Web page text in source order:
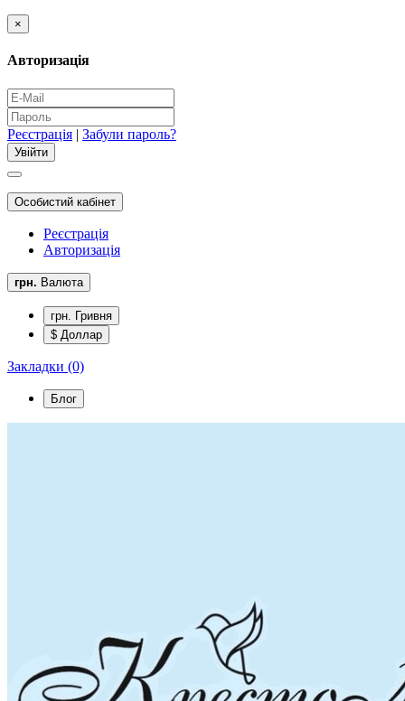
×
Авторизація
Реєстрація | Забули пароль?
Особистий кабінет
Реєстрація
Авторизація
грн. Валюта
грн. Гривня
$ Доллар
Закладки (0)
Блог